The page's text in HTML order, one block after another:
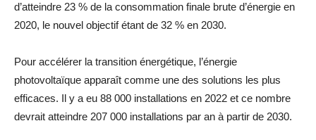
d’atteindre 23 % de la consommation finale brute d’énergie en
2020, le nouvel objectif étant de 32 % en 2030.
Pour accélérer la transition énergétique, l’énergie
photovoltaïque apparaît comme une des solutions les plus
efficaces. Il y a eu 88 000 installations en 2022 et ce nombre
devrait atteindre 207 000 installations par an à partir de 2030.